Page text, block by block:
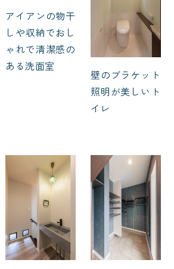
アイアンの物干
しや収納でおし
ゃれで清潔感の
ある洗面室
壁のブラケット
照明が美しいト
イレ